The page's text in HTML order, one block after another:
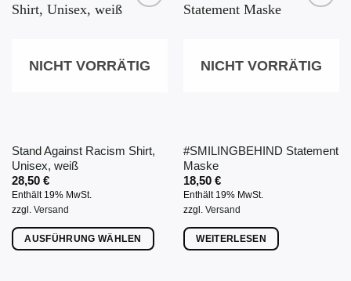
NICHT VORRÄTIG
Stand Against Racism Shirt,
Unisex, weiß
28,50 €
Enthält 19% MwSt.
zzgl. Versand
AUSFÜHRUNG WÄHLEN
NICHT VORRÄTIG
#SMILINGBEHIND Statement
Maske
18,50 €
Enthält 19% MwSt.
zzgl. Versand
WEITERLESEN